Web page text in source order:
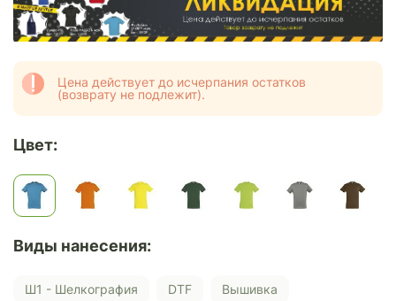
Цена действует до исчерпания остатков
(возврату не подлежит).
Цвет:
Виды нанесения:
Ш1 - Шелкография DTF Вышивка